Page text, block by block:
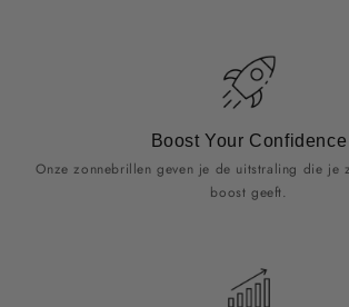
Boost Your Confidence
Onze zonnebrillen geven je de uitstraling die je
boost geeft.